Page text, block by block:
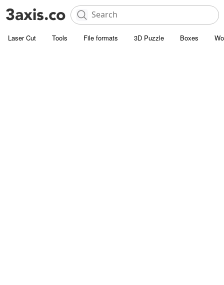
Laser Cut Tools File formats 3D Puzzle Boxes